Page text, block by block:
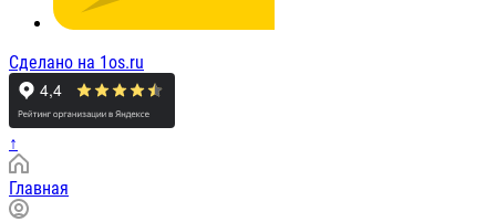
Сделано на 1os.ru
↑
Главная